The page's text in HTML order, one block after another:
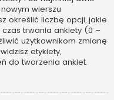
wierszu
określić liczbę opcji, jakie
trwania ankiety (0 –
użytkownikom zmianę
etykiety,
do tworzenia ankiet.